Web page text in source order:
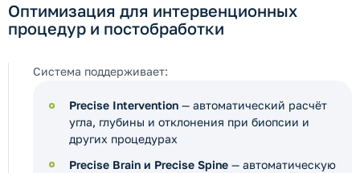
Оптимизация для интервенционных
процедур и постобработки
Система поддерживает:
Precise Intervention — автоматический расчёт
угла, глубины и отклонения при биопсии и
других процедурах
Precise Brain и Precise Spine — автоматическую